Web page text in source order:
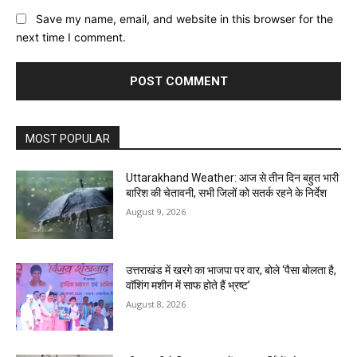
Save my name, email, and website in this browser for the
next time I comment.
MOST POPULAR
Uttarakhand Weather: आज से तीन दिन बहुत भारी
बारिश की चेतावनी, सभी जिलों को सतर्क रहने के निर्देश
August 9, 2026
उत्तराखंड में खरगे का भाजपा पर वार, बोले ‘पैसा बोलता है,
वॉशिंग मशीन में साफ होते हैं भ्रष्ट’
August 8, 2026